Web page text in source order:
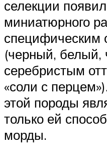
селекции
миниатюрного
специфическим
(черный, белый,
серебристым
«соли с
этой породы
только ей
морды.